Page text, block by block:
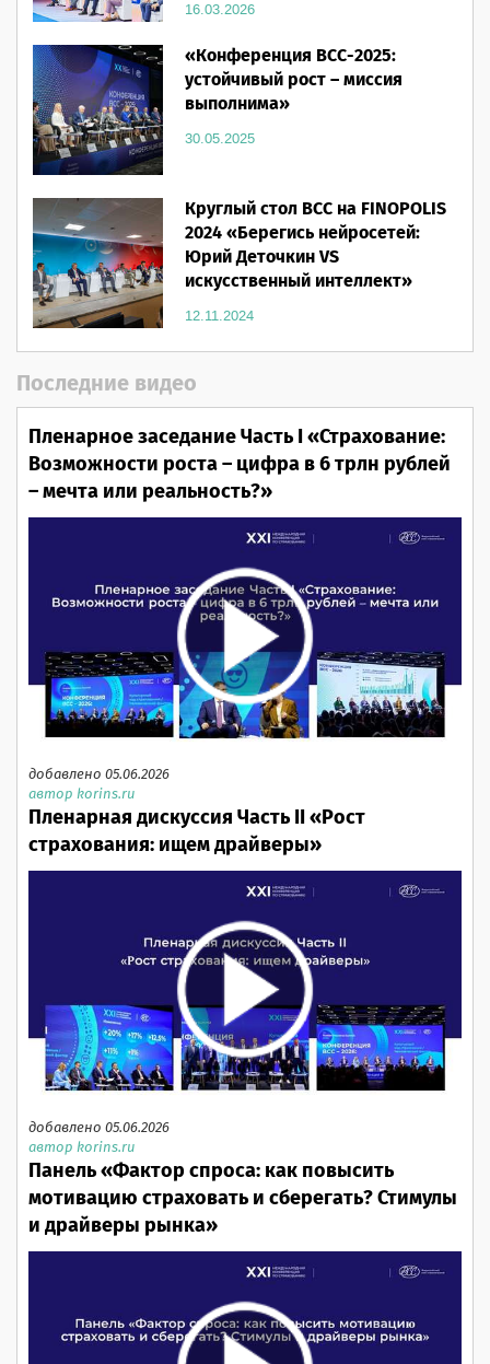
16.03.2026
«Конференция ВСС-2025:
устойчивый рост – миссия
выполнима»
30.05.2025
Круглый стол ВСС на FINOPOLIS
2024 «Берегись нейросетей:
Юрий Деточкин VS
искусственный интеллект»
12.11.2024
Последние видео
Пленарное заседание Часть I «Страхование:
Возможности роста – цифра в 6 трлн рублей
– мечта или реальность?»
добавлено 05.06.2026
автор korins.ru
Пленарная дискуссия Часть II «Рост
страхования: ищем драйверы»
добавлено 05.06.2026
автор korins.ru
Панель «Фактор спроса: как повысить
мотивацию страховать и сберегать? Стимулы
и драйверы рынка»